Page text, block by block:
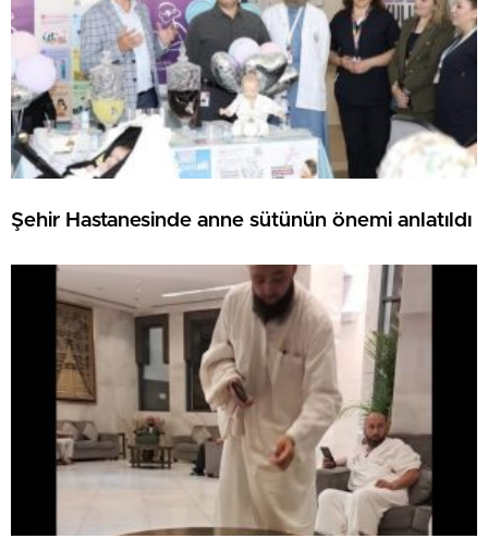
Şehir Hastanesinde anne sütünün önemi anlatıldı